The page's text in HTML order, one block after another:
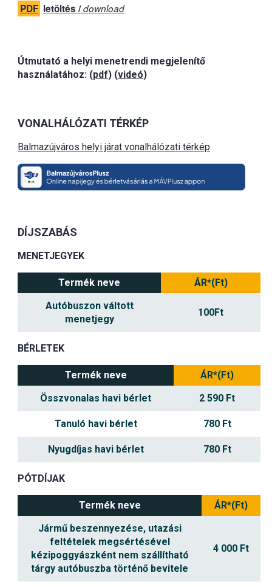
PDF letöltés /download
Útmutató a helyi menetrendi megjelenítő
használatához: (pdf) (videó)
VONALHÁLÓZATI TÉRKÉP
Balmazújváros helyi járat vonalhálózati térkép
DÍJSZABÁS
MENETJEGYEK
Termék neve
ÁR*(Ft)
Autóbuszon váltott
menetjegy
100Ft
BÉRLETEK
Termék neve
ÁR*(Ft)
Összvonalas havi bérlet
2 590 Ft
Tanuló havi bérlet 780 Ft
Nyugdíjas havi bérlet 780 Ft
PÓTDÍJAK
Termék neve
ÁR*(Ft)
Jármű beszennyezése, utazási
feltételek megsértésével
kézipoggyászként nem szállítható
tárgy autóbuszba történő bevitele
4 000 Ft